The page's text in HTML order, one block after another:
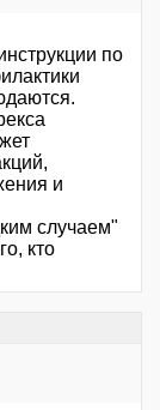
по
и
случаем"
кто